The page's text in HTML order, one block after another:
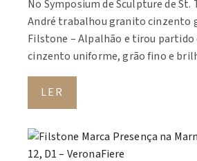
No Symposium de Sculpture de
André trabalhou granito cinzento
Filstone – Alpalhão e tirou partido
cinzento uniforme, grão fino e
LER